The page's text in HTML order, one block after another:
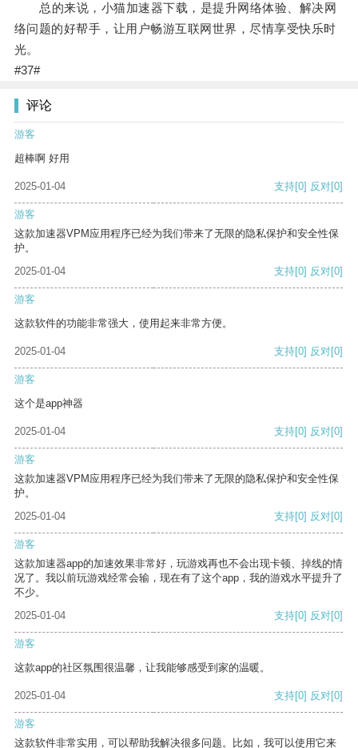
总的来说，小猫加速器下载，是提升网络体验、解决网
络问题的好帮手，让用户畅游互联网世界，尽情享受快乐时
光。
#37#
评论
游客
超棒啊 好用
2025-01-04 支持[0] 反对[0]
游客
这款加速器VPM应用程序已经为我们带来了无限的隐私保护和安全性保
护。
2025-01-04
支持[0] 反对[0]
游客
这款软件的功能非常强大，使用起来非常方便。
2025-01-04 支持[0] 反对[0]
游客
这个是app神器
2025-01-04 支持[0] 反对[0]
游客
这款加速器VPM应用程序已经为我们带来了无限的隐私保护和安全性保
护。
2025-01-04
支持[0] 反对[0]
游客
这款加速器app的加速效果非常好，玩游戏再也不会出现卡顿、掉线的情
况了。我以前玩游戏经常会输，现在有了这个app，我的游戏水平提升了
不少。
2025-01-04
支持[0] 反对[0]
游客
这款app的社区氛围很温馨，让我能够感受到家的温暖。
2025-01-04 支持[0] 反对[0]
游客
这款软件非常实用，可以帮助我解决很多问题。比如，我可以使用它来